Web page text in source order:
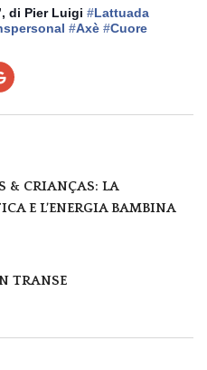
di Pier Luigi ‪#‎Lattuada‬
‪#‎Axè‬ ‪#‎Cuore‬
& CRIANÇAS: LA
E L’ENERGIA BAMBINA
TRANSE